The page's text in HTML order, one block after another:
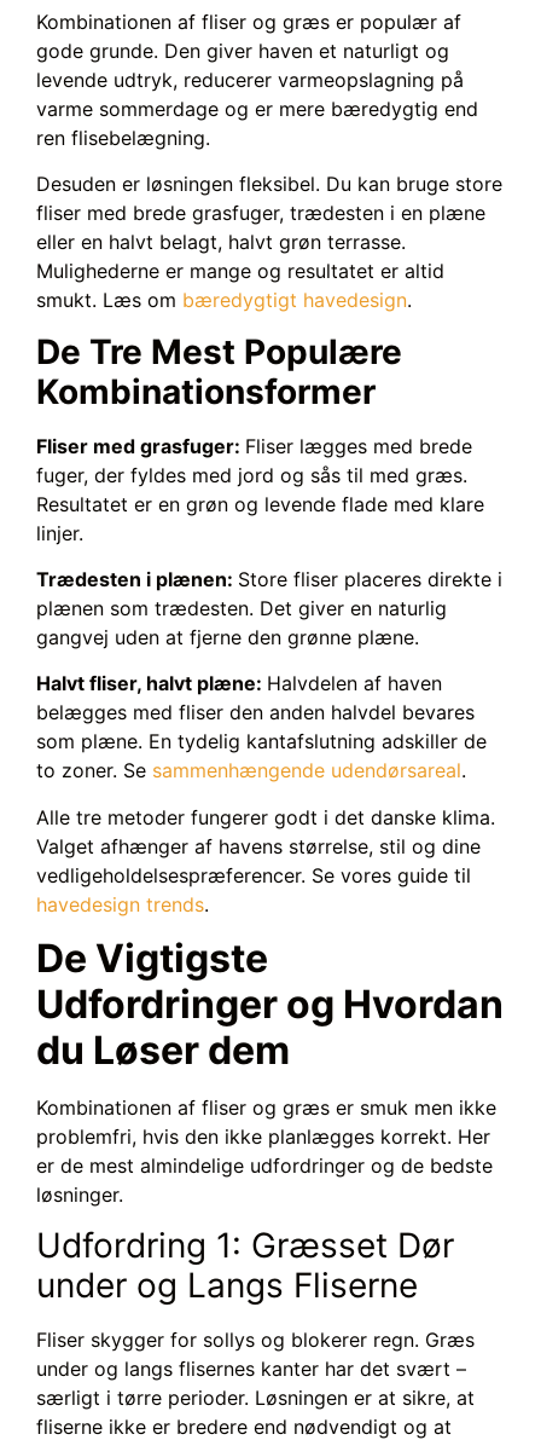
Kombinationen af fliser og græs er populær af
gode grunde. Den giver haven et naturligt og
levende udtryk, reducerer varmeopslagning på
varme sommerdage og er mere bæredygtig end
ren flisebelægning.
Desuden er løsningen fleksibel. Du kan bruge store
fliser med brede grasfuger, trædesten i en plæne
eller en halvt belagt, halvt grøn terrasse.
Mulighederne er mange og resultatet er altid
smukt. Læs om bæredygtigt havedesign.
De Tre Mest Populære
Kombinationsformer
Fliser med grasfuger: Fliser lægges med brede
fuger, der fyldes med jord og sås til med græs.
Resultatet er en grøn og levende flade med klare
linjer.
Trædesten i plænen: Store fliser placeres direkte i
plænen som trædesten. Det giver en naturlig
gangvej uden at fjerne den grønne plæne.
Halvt fliser, halvt plæne: Halvdelen af haven
belægges med fliser den anden halvdel bevares
som plæne. En tydelig kantafslutning adskiller de
to zoner. Se sammenhængende udendørsareal.
Alle tre metoder fungerer godt i det danske klima.
Valget afhænger af havens størrelse, stil og dine
vedligeholdelsespræferencer. Se vores guide til
havedesign trends.
De Vigtigste
Udfordringer og Hvordan
du Løser dem
Kombinationen af fliser og græs er smuk men ikke
problemfri, hvis den ikke planlægges korrekt. Her
er de mest almindelige udfordringer og de bedste
løsninger.
Udfordring 1: Græsset Dør
under og Langs Fliserne
Fliser skygger for sollys og blokerer regn. Græs
under og langs flisernes kanter har det svært –
særligt i tørre perioder. Løsningen er at sikre, at
fliserne ikke er bredere end nødvendigt og at